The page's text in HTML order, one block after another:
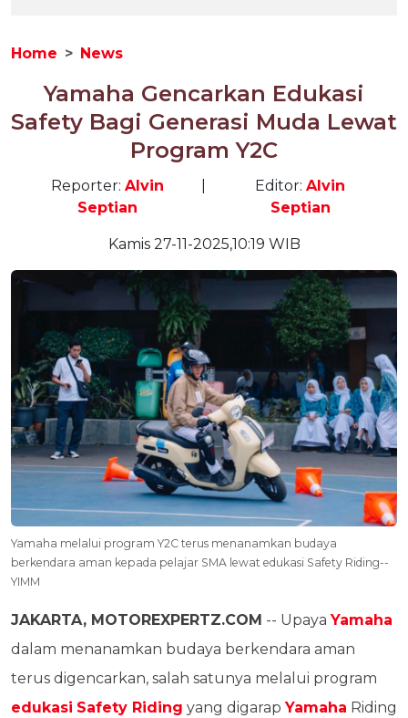
Home News
Yamaha Gencarkan Edukasi
Safety Bagi Generasi Muda Lewat
Program Y2C
Reporter: Alvin
Septian
Editor:Alvin
Septian
Kamis 27-11-2025,10:19 WIB
Yamaha melalui program Y2C terus menanamkan budaya
berkendara aman kepada pelajar SMA lewat edukasi Safety Riding--
YIMM
JAKARTA, MOTOREXPERTZ.COM -- UpayaYamaha
dalam menanamkan budaya berkendara aman
terus digencarkan, salah satunya melalui program
edukasi Safety Riding yang digarapYamaha Riding